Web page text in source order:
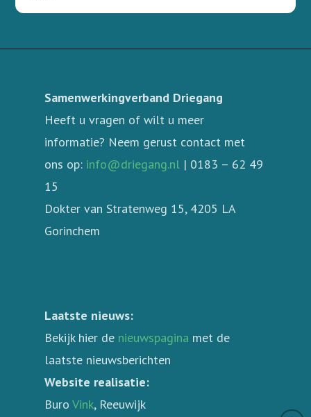
Samenwerkingverband Driegang
Heeft u vragen of wilt u meer
informatie? Neem gerust contact met
ons op: info@driegang.nl | 0183 – 62 49
15
Dokter van Stratenweg 15, 4205 LA
Gorinchem
Laatste nieuws:
Bekijk hier de nieuwspagina met de
laatste nieuwsberichten
Website realisatie:
BuroVink, Reeuwijk